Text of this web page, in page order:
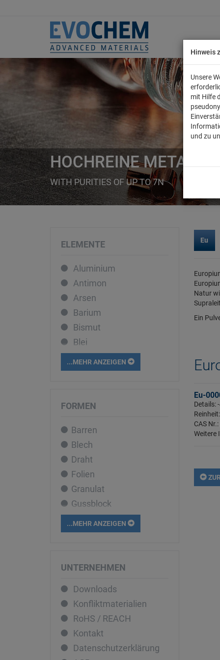
HOCHREINE METALLE
WITH PURITIES OF UP TO 7N
ELEMENTE
Aluminium
Antimon
Arsen
Barium
Bismut
Blei
Cadmium
Calcium
Chrom
Cobalt
Dysprosium
Eisen
Erbium
Europium
Gadolinium
Gallium
Gold
Holmium
Indium
Iridium
Kalium
Kupfer
...MEHR ANZEIGEN
FORMEN
Barren
Blech
Draht
Folien
Granulat
Gussblock
Pellets
Rohr
Stab
Stücke
...MEHR ANZEIGEN
UNTERNEHMEN
Downloads
Konfliktmaterialien
RoHS / REACH
Kontakt
Datenschutzerklärung
Eu
Natur
Ein
Eu-
Details:
CAS
Weitere
Hinweis
Unsere
mit Hilfe
und zu